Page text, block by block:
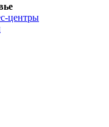
центры